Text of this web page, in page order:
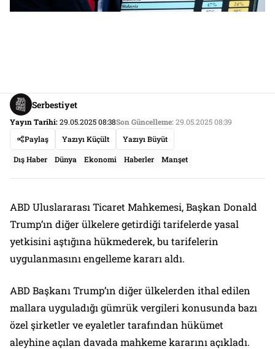
Serbestiyet
Yayın Tarihi:29.05.2025 08:38Son Güncelleme:29.05.2025 08:39
Paylaş
Yazıyı Küçült Yazıyı Büyüt
Dış Haber Dünya Ekonomi Haberler Manşet
ABD Uluslararası Ticaret Mahkemesi, Başkan Donald
Trump’ın diğer ülkelere getirdiği tarifelerde yasal
yetkisini aştığına hükmederek, bu tarifelerin
uygulanmasını engelleme kararı aldı.
ABD Başkanı Trump’ın diğer ülkelerden ithal edilen
mallara uyguladığı gümrük vergileri konusunda bazı
özel şirketler ve eyaletler tarafından hükümet
aleyhine açılan davada mahkeme kararını açıkladı.